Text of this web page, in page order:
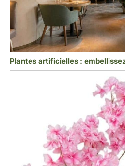
Plantes artificielles :